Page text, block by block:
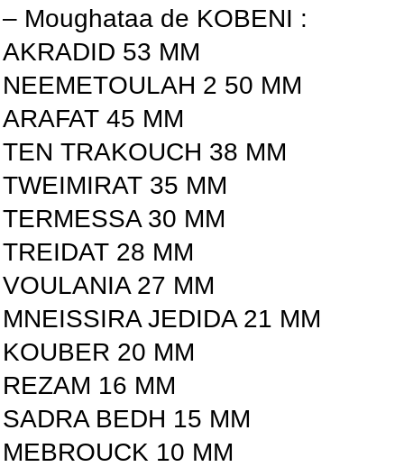
– Moughataa de KOBENI :
AKRADID 53 MM
NEEMETOULAH 2 50 MM
ARAFAT 45 MM
TEN TRAKOUCH 38 MM
TWEIMIRAT 35 MM
TERMESSA 30 MM
TREIDAT 28 MM
VOULANIA 27 MM
MNEISSIRA JEDIDA 21 MM
KOUBER 20 MM
REZAM 16 MM
SADRA BEDH 15 MM
MEBROUCK 10 MM